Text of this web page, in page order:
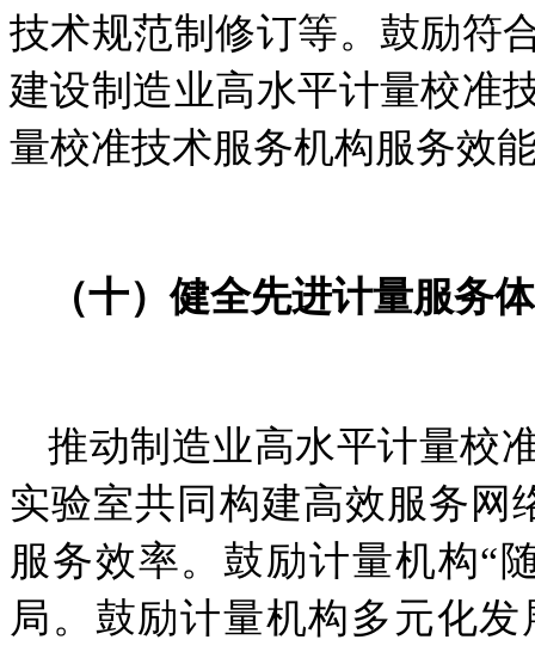
技术规范制修订等。鼓励符
建设制造业高水平计量校准
量校准技术服务机构服务效
（十）健全先进计量服务
推动制造业高水平计量校
实验室共同构建高效服务网
服务效率。鼓励计量机构“
局。鼓励计量机构多元化